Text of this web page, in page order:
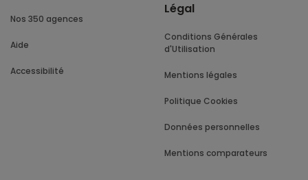
Nos 350 agences
Aide
Accessibilité
Légal
Conditions Générales
d'Utilisation
Mentions légales
Politique Cookies
Données personnelles
Mentions comparateurs